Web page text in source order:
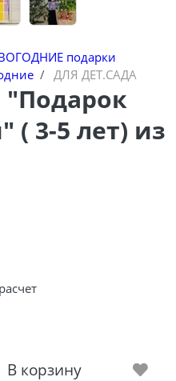
подарки
ДЛЯ ДЕТ.САДА
"Подарок
3-5 лет) из
В корзину